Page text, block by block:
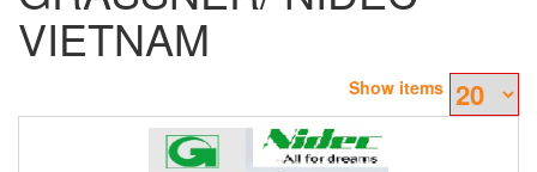
VIETNAM
Show items